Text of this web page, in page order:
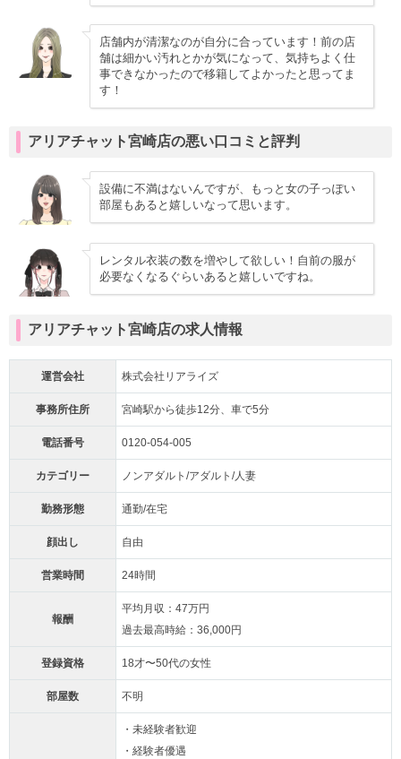
店舗内が清潔なのが自分に合っています！前の店
舗は細かい汚れとかが気になって、気持ちよく仕
事できなかったので移籍してよかったと思ってま
す！
アリアチャット宮崎店の悪い口コミと評判
設備に不満はないんですが、もっと女の子っぽい
部屋もあると嬉しいなって思います。
レンタル衣装の数を増やして欲しい！自前の服が
必要なくなるぐらいあると嬉しいですね。
アリアチャット宮崎店の求人情報
運営会社 株式会社リアライズ
事務所住所 宮崎駅から徒歩12分、車で5分
電話番号 0120-054-005
カテゴリー ノンアダルト/アダルト/人妻
勤務形態 通勤/在宅
顔出し 自由
営業時間 24時間
報酬
平均月収：47万円
過去最高時給：36,000円
登録資格 18才〜50代の女性
部屋数 不明
・未経験者歓迎
・経験者優遇